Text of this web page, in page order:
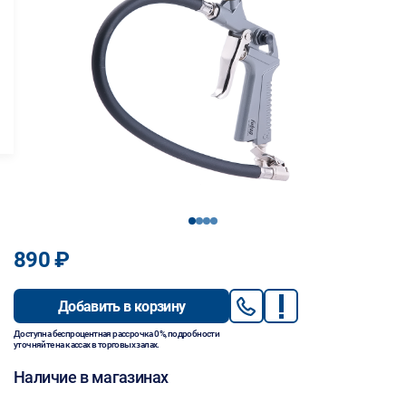
1234
890 ₽
Добавить в корзину
Доступна беспроцентная рассрочка 0%, подробности
уточняйте на кассах в торговых залах.
Наличие в магазинах